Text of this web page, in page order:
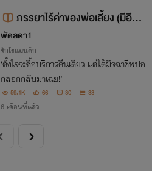
ภรรยาไร้ค่าของพ่อเลี้ยง (มีอีบุ๊ก
แล้ว)
พัดลดา1
รักโรแมนติก
‘ตั้งใจจะซื้อบริการคืนเดียว แต่ได้มิจฉาชีพปอ
กลอกกลับมาเฉย!’
59.1K 66 30 33
6 เดือนที่แล้ว